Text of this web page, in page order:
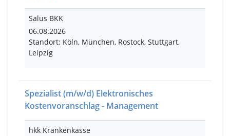
Salus BKK
06.08.2026
Standort: Köln, München, Rostock, Stuttgart,
Leipzig
Spezialist(m/w/d) Elektronisches
Kostenvoranschlag - Management
hkk Krankenkasse